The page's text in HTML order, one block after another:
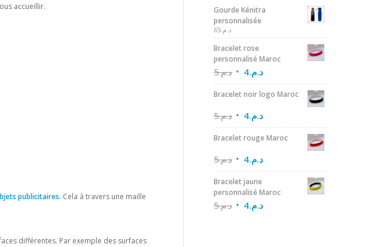
accueillir.
publicitaires. Cela à travers une maille
différentes. Par exemple des surfaces
Gourde Kénitra
personnalisée
د.م. 65
Bracelet rose
personnalisé Maroc
د.م.5 د.م.4
Bracelet noir logo Maroc
د.م.5 د.م.4
Bracelet rouge Maroc
د.م.5 د.م.4
Bracelet jaune
personnalisé Maroc
د.م.5 د.م.4